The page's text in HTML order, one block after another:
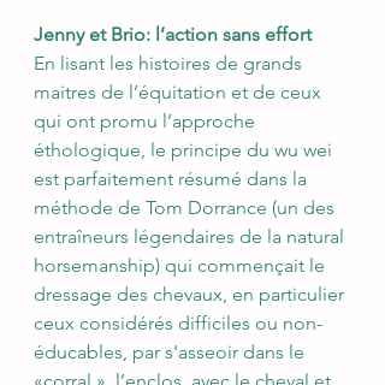
Jenny et Brio: l’action sans effort
En lisant les histoires de grands
maitres de l’équitation et de ceux
qui ont promu l’approche
éthologique, le principe du wu wei
est parfaitement résumé dans la
méthode de Tom Dorrance (un des
entraîneurs légendaires de la natural
horsemanship) qui commençait le
dressage des chevaux, en particulier
ceux considérés difficiles ou non-
éducables, par s'asseoir dans le